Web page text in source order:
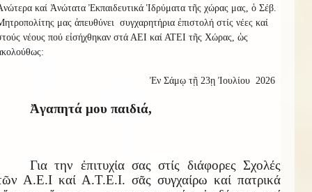
καί Ἀνώτατα Ἐκπαιδευτικά Ἱδρύματα τῆς χώρας μας, ὁ Σέβ.
μας ἀπευθύνει συγχαρητήρια ἐπιστολή στίς νέες καί
νέους πού εἰσήχθηκαν στά ΑΕΙ καί ΑΤΕΙ τῆς Χώρας, ὡς
Ἐν Σάμῳ τῇ 23ῃ Ἰουλίου 2026
Ἀγαπητά μου παιδιά,
Για την ἐπιτυχία σας στίς διάφορες Σχολές
Α.Ε.Ι καί Α.Τ.Ε.Ι. σᾶς συγχαίρω καί πατρικά